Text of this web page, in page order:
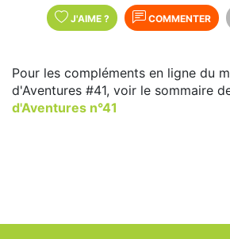
J'AIME ? COMMENTER
Pour les compléments en ligne du
d'Aventures #41, voir le sommaire
d'Aventures n°41